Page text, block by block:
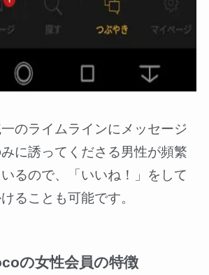
のライムラインにメッセージ
に誘ってくださる男性が頻繁
るので、「いいね！」をして
ることも可能です。
の女性会員の特徴